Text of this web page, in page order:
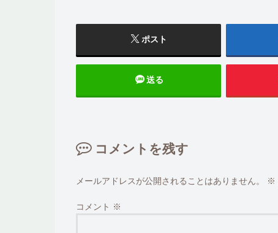
ポスト
送る
コメントを残す
メールアドレスが公開されることはありません。 ※
コメント ※